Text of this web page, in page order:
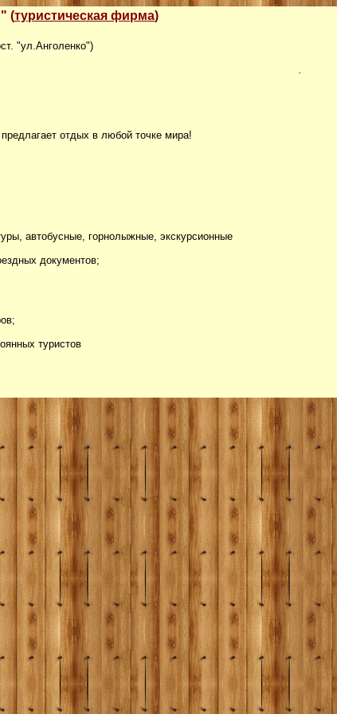
(туристическая фирма)
"ул.Анголенко")
.
предлагает отдых в любой точке мира!
автобусные, горнолыжные, экскурсионные
документов;
туристов